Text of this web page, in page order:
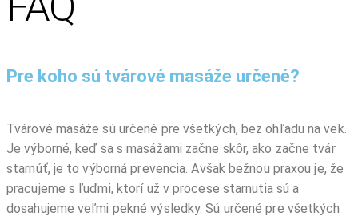
Pre koho sú tvárové masáže určené?
Tvárové masáže sú určené pre všetkých, bez ohľadu na vek.
Je výborné, keď sa s masážami začne skôr, ako začne tvár
starnúť, je to výborná prevencia. Avšak bežnou praxou je, že
pracujeme s ľuďmi, ktorí už v procese starnutia sú a
dosahujeme veľmi pekné výsledky. Sú určené pre všetkých